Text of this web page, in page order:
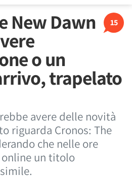
15
New Dawn
o un
trapelato
avere delle novità
riguarda Cronos: The
che nelle ore
un titolo